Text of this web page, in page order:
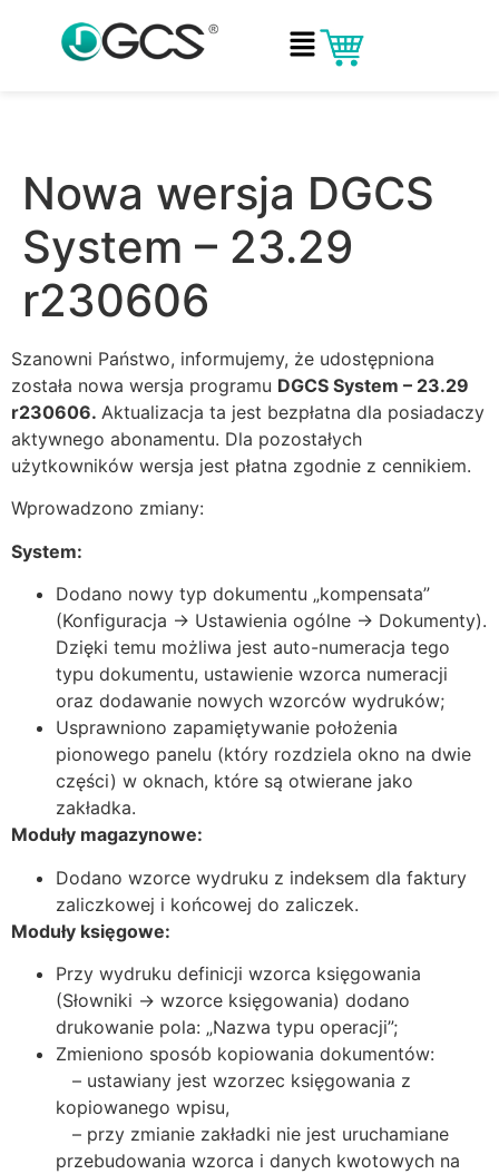
Nowa wersja DGCS
System – 23.29
r230606
Szanowni Państwo, informujemy, że udostępniona
została nowa wersja programu DGCS System – 23.29
r230606. Aktualizacja ta jest bezpłatna dla posiadaczy
aktywnego abonamentu. Dla pozostałych
użytkowników wersja jest płatna zgodnie z cennikiem.
Wprowadzono zmiany:
System:
Dodano nowy typ dokumentu „kompensata”
(Konfiguracja → Ustawienia ogólne → Dokumenty).
Dzięki temu możliwa jest auto-numeracja tego
typu dokumentu, ustawienie wzorca numeracji
oraz dodawanie nowych wzorców wydruków;
Usprawniono zapamiętywanie położenia
pionowego panelu (który rozdziela okno na dwie
części) w oknach, które są otwierane jako
zakładka.
Moduły magazynowe:
Dodano wzorce wydruku z indeksem dla faktury
zaliczkowej i końcowej do zaliczek.
Moduły księgowe:
Przy wydruku definicji wzorca księgowania
(Słowniki → wzorce księgowania) dodano
drukowanie pola: „Nazwa typu operacji”;
Zmieniono sposób kopiowania dokumentów:
– ustawiany jest wzorzec księgowania z
kopiowanego wpisu,
– przy zmianie zakładki nie jest uruchamiane
przebudowania wzorca i danych kwotowych na